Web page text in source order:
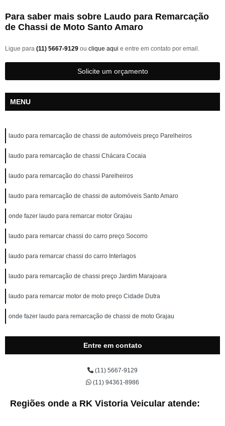
Para saber mais sobre Laudo para Remarcação
de Chassi de Moto Santo Amaro
Ligue para (11) 5667-9129 ou clique aqui e entre em contato por email.
Solicite um orçamento
MENU
laudo para remarcação de chassi de automóveis preço Parelheiros
laudo para remarcação de chassi Chácara Cocaia
laudo para remarcação do chassi Parelheiros
laudo para remarcação de chassi de automóveis Santo Amaro
onde fazer laudo para remarcar motor Grajau
laudo para remarcar chassi do carro preço Socorro
laudo para remarcar chassi do carro Interlagos
laudo para remarcação de chassi preço Jardim Marajoara
laudo para remarcar motor de moto preço Cidade Dutra
onde fazer laudo para remarcação de chassi de moto Grajau
Entre em contato
(11) 5667-9129
(11) 94361-8986
Regiões onde a RK Vistoria Veicular atende: